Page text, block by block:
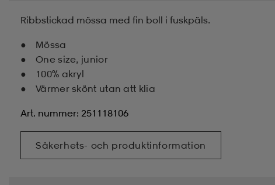
Ribbstickad mössa med fin boll i fuskpäls.
Mössa
One size, junior
100% akryl
Värmer skönt utan att klia
Art. nummer: 251118106
Säkerhets- och produktinformation